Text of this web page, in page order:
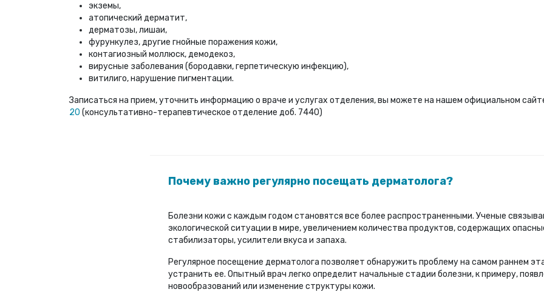
экземы,
атопический дерматит,
дерматозы, лишаи,
фурункулез, другие гнойные поражения кожи,
контагиозный моллюск, демодекоз,
вирусные заболевания (бородавки, герпетическую инфекцию),
витилиго, нарушение пигментации.
Записаться на прием, уточнить информацию о враче и услугах отделения, вы можете на нашем официальном
20 (консультативно-терапевтическое отделение доб. 7440)
Почему важно регулярно посещать дерматолога?
Болезни кожи с каждым годом становятся все более распространенными. Ученые
экологической ситуации в мире, увеличением количества продуктов, содержащих
стабилизаторы, усилители вкуса и запаха.
Регулярное посещение дерматолога позволяет обнаружить проблему на самом раннем
устранить ее. Опытный врач легко определит начальные стадии болезни, к примеру,
новообразований или изменение структуры кожи.